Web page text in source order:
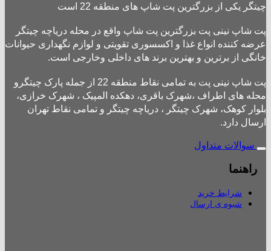
چیتگر یکی از بزرگترین پت شاپ های منطقه 22 است
پت شاپ نینی پت بزرگترین پت شاپ واقع در محله دریاچه چیتگر
عرضه کننده انواع غذا و اکسسوری تقویتی و لوازم نگهداری حیوانات
خانگی از برترین و بهترین برند های داخلی وخارجی است.
پت شاپ نینی پت به تمامی نقاط منطقه 22 از جمله پارک چیتگرو
محله های اطراف ،شهرک باقری، دهکده المپیک ، شهرک خرازی،
بلوار کوهک، شهرک چیتگر ، دریاچه چیتگر و تمامی نقاط تهران
ارسال دارد.
سوالات متداول
راهنما
شرایط خرید
شیوه ی ارسال